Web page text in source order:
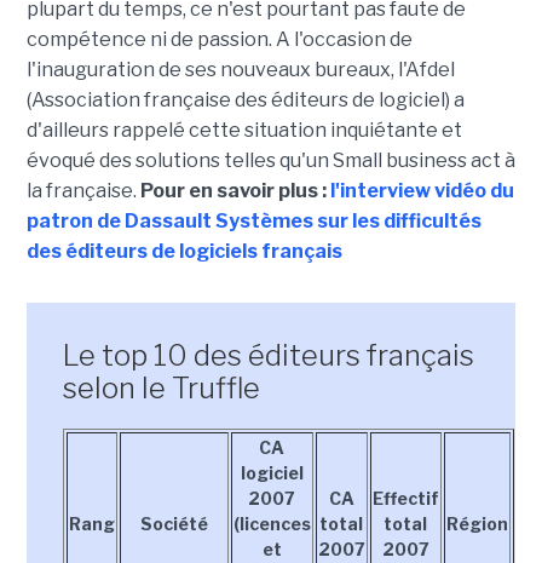
plupart du temps, ce n'est pourtant pas faute de
compétence ni de passion. A l'occasion de
l'inauguration de ses nouveaux bureaux, l'Afdel
(Association française des éditeurs de logiciel) a
d'ailleurs rappelé cette situation inquiétante et
évoqué des solutions telles qu'un Small business act à
la française. Pour en savoir plus : l'interview vidéo du
patron de Dassault Systèmes sur les difficultés
des éditeurs de logiciels français
Le top 10 des éditeurs français
selon le Truffle
Rang Société
CA
logiciel
2007
(licences
et
CA
total
2007
Effectif
total
2007
Région